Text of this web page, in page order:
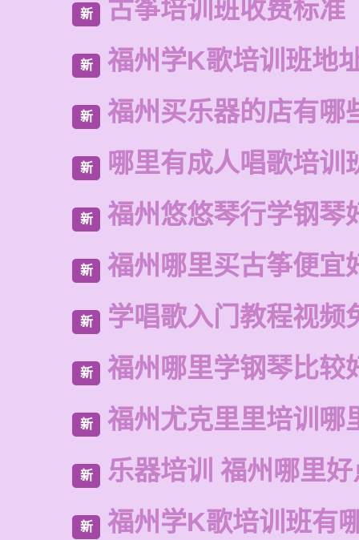
新 古筝培训班收费标准
新 福州学K歌培训班地
新 福州买乐器的店有哪
新 哪里有成人唱歌培训
新 福州悠悠琴行学钢琴
新 福州哪里买古筝便宜
新 学唱歌入门教程视频
新 福州哪里学钢琴比较
新 福州尤克里里培训哪
新 乐器培训 福州哪里
新 福州学K歌培训班有